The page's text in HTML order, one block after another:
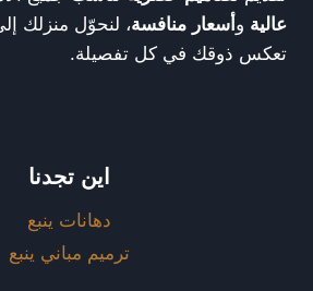
عالية و أسعار منافسة، لنحوّل منزلك
تعكس ذوقك في كل تفصيلة.
اين تجدنا
دهانات ينبع
ترميم مباني ينبع